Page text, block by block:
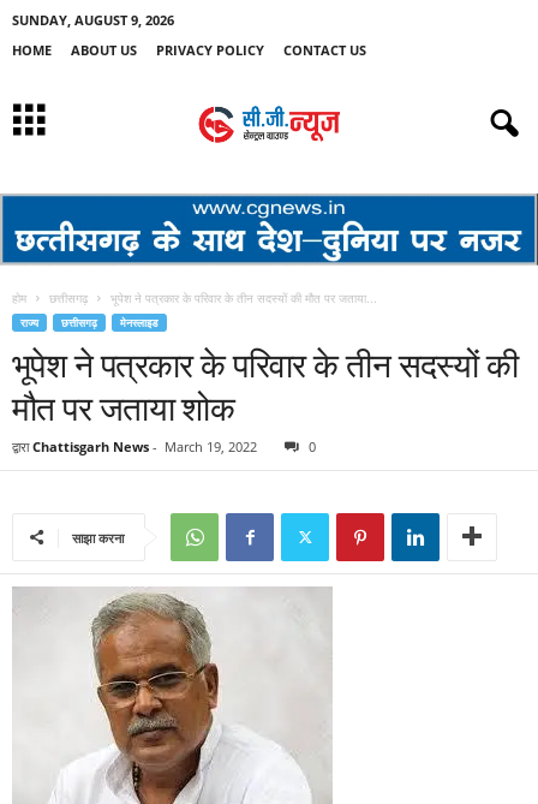
SUNDAY, AUGUST 9, 2026
HOME
ABOUT US PRIVACY POLICY CONTACT US
होम छत्तीसगढ़ भूपेश ने पत्रकार के परिवार के तीन सदस्यों की मौत पर जताया...
राज्य छत्तीसगढ़ मेनस्लाइड
भूपेश ने पत्रकार के परिवार के तीन सदस्यों की
मौत पर जताया शोक
द्वारा Chattisgarh News - March 19, 2022 0
साझा करना